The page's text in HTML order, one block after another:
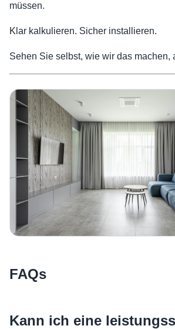
müssen.
Klar kalkulieren. Sicher installieren.
Sehen Sie selbst, wie wir das machen,
FAQs
Kann ich eine